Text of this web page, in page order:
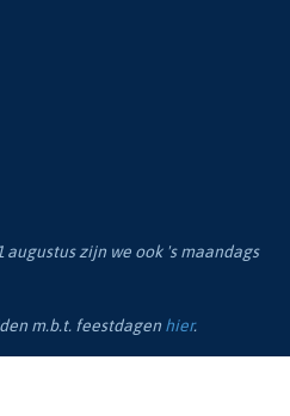
augustus zijn we ook 's maandags
m.b.t. feestdagen hier.